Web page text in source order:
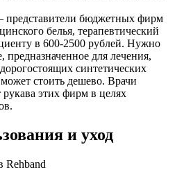
представители бюджетных фирм
белья, терапевтический
в 600-2500 рублей. Нужно
предназначенное для лечения,
синтетических
стоить дешево. Врачи
рукава этих фирм в целях
и уход